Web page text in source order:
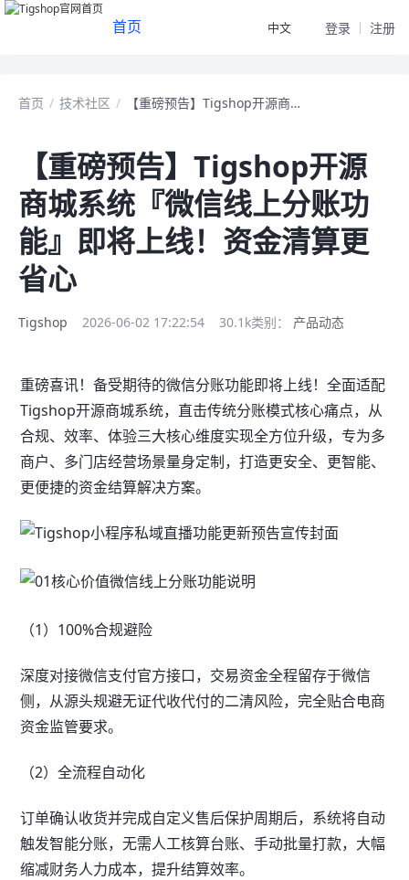
首页 中文 登录 注册
首页 / 技术社区 / 【重磅预告】Tigshop开源商城系统『微信线上
【重磅预告】Tigshop开源
商城系统『微信线上分账功
能』即将上线！资金清算更
省心
Tigshop 2026-06-02 17:22:54 30.1k类别： 产品动态
重磅喜讯！备受期待的微信分账功能即将上线！全面适配
Tigshop开源商城系统，直击传统分账模式核心痛点，从
合规、效率、体验三大核心维度实现全方位升级，专为多
商户、多门店经营场景量身定制，打造更安全、更智能、
更便捷的资金结算解决方案。
（1）100%合规避险
深度对接微信支付官方接口，交易资金全程留存于微信
侧，从源头规避无证代收代付的二清风险，完全贴合电商
资金监管要求。
（2）全流程自动化
订单确认收货并完成自定义售后保护周期后，系统将自动
触发智能分账，无需人工核算台账、手动批量打款，大幅
缩减财务人力成本，提升结算效率。